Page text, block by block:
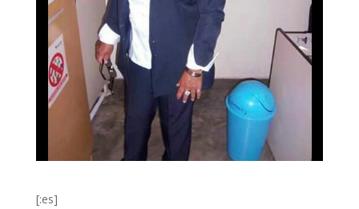
[:es]